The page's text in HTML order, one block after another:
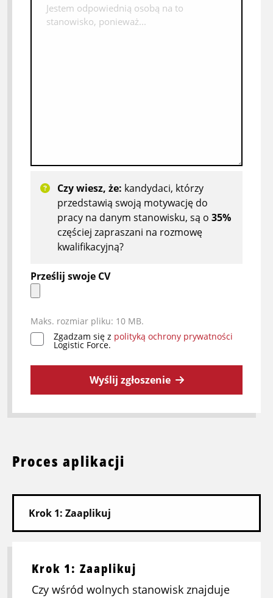
Czy wiesz, że: kandydaci, którzy
przedstawią swoją motywację do
pracy na danym stanowisku, są o 35%
częściej zapraszani na rozmowę
kwalifikacyjną?
Prześlij swoje CV
Maks. rozmiar pliku: 10 MB.
*
Zgadzam się z polityką ochrony prywatności
Logistic Force.
Wyślij zgłoszenie
Proces aplikacji
Krok 1: Zaaplikuj
Czy wśród wolnych stanowisk znajduje